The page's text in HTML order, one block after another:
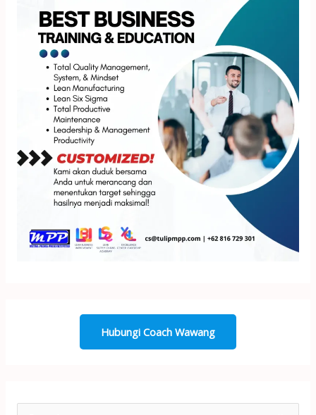
Hubungi Coach Wawang